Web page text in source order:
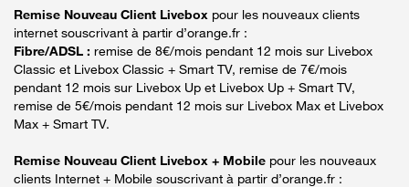
Remise Nouveau Client Livebox pour les nouveaux clients
internet souscrivant à partir d’orange.fr :
Fibre/ADSL : remise de 8€/mois pendant 12 mois sur Livebox
Classic et Livebox Classic + Smart TV, remise de 7€/mois
pendant 12 mois sur Livebox Up et Livebox Up + Smart TV,
remise de 5€/mois pendant 12 mois sur Livebox Max et Livebox
Max + Smart TV.
Remise Nouveau Client Livebox + Mobile pour les nouveaux
clients Internet + Mobile souscrivant à partir d’orange.fr :